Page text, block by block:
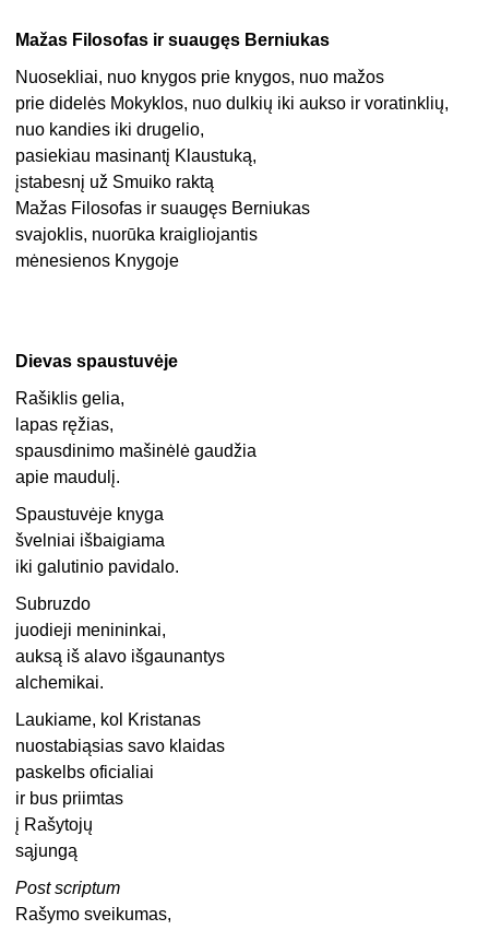
Mažas Filosofas ir suaugęs Berniukas
Nuosekliai, nuo knygos prie knygos, nuo mažos
prie didelės Mokyklos, nuo dulkių iki aukso ir voratinklių,
nuo kandies iki drugelio,
pasiekiau masinantį Klaustuką,
įstabesnį už Smuiko raktą
Mažas Filosofas ir suaugęs Berniukas
svajoklis, nuorūka kraigliojantis
mėnesienos Knygoje
Dievas spaustuvėje
Rašiklis gelia,
lapas ręžias,
spausdinimo mašinėlė gaudžia
apie maudulį.
Spaustuvėje knyga
švelniai išbaigiama
iki galutinio pavidalo.
Subruzdo
juodieji menininkai,
auksą iš alavo išgaunantys
alchemikai.
Laukiame, kol Kristanas
nuostabiąsias savo klaidas
paskelbs oficialiai
ir bus priimtas
į Rašytojų
sąjungą
Post scriptum
Rašymo sveikumas,